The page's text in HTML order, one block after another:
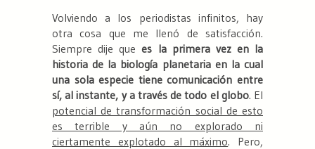
Volviendo a los periodistas infinitos, hay
otra cosa que me llenó de satisfacción.
Siempre dije quees la primera vez en la
historia de la biología planetaria en la cual
una sola especie tiene comunicación entre
sí, al instante, y a través de todo el globo. El
potencial de transformación social de esto
es terrible y aún no explorado ni
ciertamente explotado al máximo. Pero,